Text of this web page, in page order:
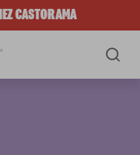
CASTORAMA